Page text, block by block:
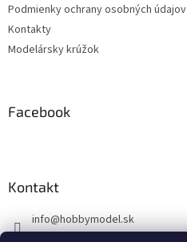
Podmienky ochrany osobných údajov
Kontakty
Modelársky krúžok
Facebook
Kontakt
info@hobbymodel.sk